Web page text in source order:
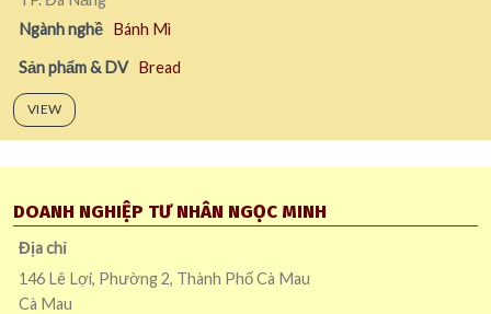
Ngành nghề Bánh Mì
Sản phẩm & DV Bread
VIEW
DOANH NGHIỆP TƯ NHÂN NGỌC MINH
Địa chỉ
146 Lê Lợi, Phường 2, Thành Phố Cà Mau
Cà Mau